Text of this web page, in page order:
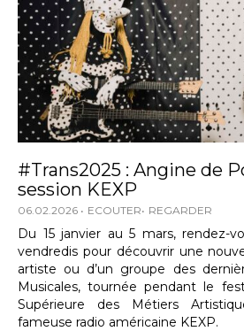
#Trans2025 : Angine de
session KEXP
06.02.2026 ECOUTER REGARDER
Du 15 janvier au 5 mars, rendez-
vendredis pour découvrir une
artiste ou d’un groupe des
Musicales, tournée pendant le
Supérieure des Métiers
fameuse radio américaine KEXP.